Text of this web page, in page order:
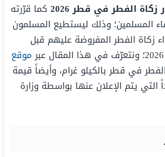
زكاة الفطر في قطر 2026
كما قرّرته
المسلمين؛ وذلك ليستطيع المسلمون
زكاة الفطر المفروضة عليهم قبل
موقع
في قطر بالكيلو غرام، وأيضاً قيمة
يتم الإعلان عنها بواسطة وزارة